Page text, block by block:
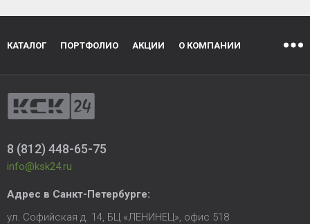
КАТАЛОГ ПОРТФОЛИО АКЦИИ О КОМПАНИИ
8 (812) 448-65-75
info@ksk24.ru
Адрес в Санкт-Петербурге:
ул. Софийская д. 14, БЦ «ЛЕНИНЕЦ», офис 518